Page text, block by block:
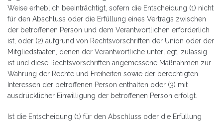
Weise erheblich beeinträchtigt, sofern die Entscheidung (1) nicht
für den Abschluss oder die Erfüllung eines Vertrags zwischen
der betroffenen Person und dem Verantwortlichen erforderlich
ist, oder (2) aufgrund von Rechtsvorschriften der Union oder der
Mitgliedstaaten, denen der Verantwortliche unterliegt, zulässig
ist und diese Rechtsvorschriften angemessene Maßnahmen zur
Wahrung der Rechte und Freiheiten sowie der berechtigten
Interessen der betroffenen Person enthalten oder (3) mit
ausdrücklicher Einwilligung der betroffenen Person erfolgt.
Ist die Entscheidung (1) für den Abschluss oder die Erfüllung